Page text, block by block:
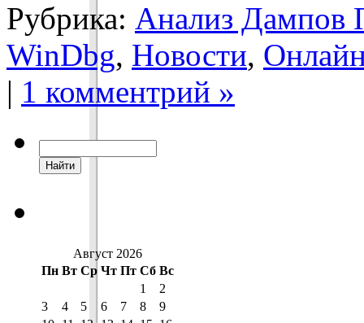
Рубрика: Анализ Дампов
WinDbg, Новости,
| 1 комментрий »
Август 2026
Пн Вт Ср Чт Пт Сб Вс
1
2
3
4 5 6 7 8
9